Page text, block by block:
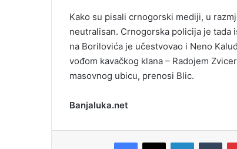
Kako su pisali crnogorski mediji, u
neutralisan. Crnogorska policija je tada
na Borilovića je učestvovao i Neno
vođom kavačkog klana – Radojem
masovnog ubicu, prenosi Blic.
Banjaluka.net